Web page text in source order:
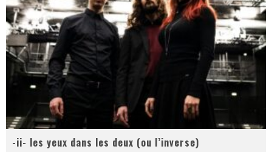
-ii- les yeux dans les deux (ou l’inverse)